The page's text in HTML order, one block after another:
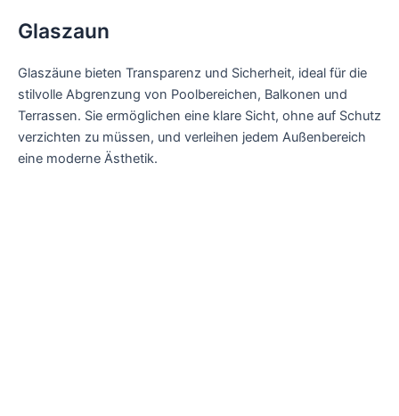
Glaszaun
Glaszäune bieten Transparenz und Sicherheit, ideal für die
stilvolle Abgrenzung von Poolbereichen, Balkonen und
Terrassen. Sie ermöglichen eine klare Sicht, ohne auf Schutz
verzichten zu müssen, und verleihen jedem Außenbereich
eine moderne Ästhetik.